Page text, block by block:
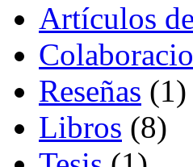
Artículos
Reseñas (1)
Libros (8)